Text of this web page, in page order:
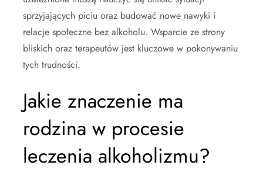
sprzyjających piciu oraz budować nowe nawyki i
relacje społeczne bez alkoholu. Wsparcie ze strony
bliskich oraz terapeutów jest kluczowe w pokonywaniu
tych trudności.
Jakie znaczenie ma
rodzina w procesie
leczenia alkoholizmu?